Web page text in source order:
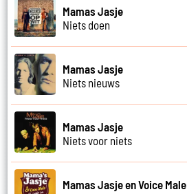
Mamas Jasje
Niets doen
Mamas Jasje
Niets nieuws
Mamas Jasje
Niets voor niets
Mamas Jasje en Voice Male